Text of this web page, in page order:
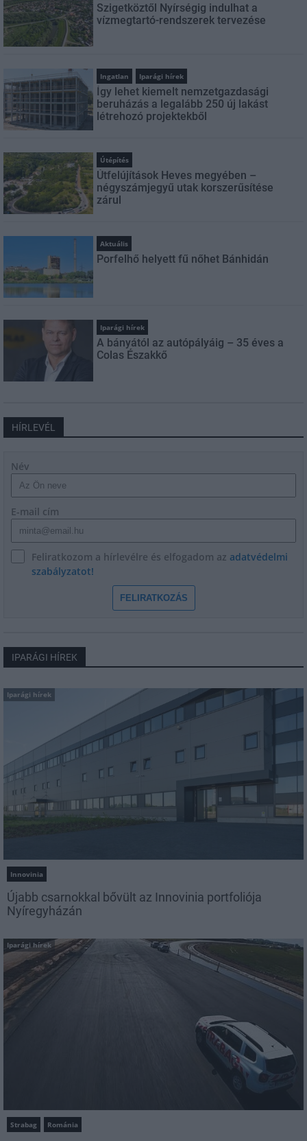
Szigetköztől Nyírségig indulhat a
vízmegtartó-rendszerek tervezése
Ingatlan Iparági hírek
Így lehet kiemelt nemzetgazdasági
beruházás a legalább 250 új lakást
létrehozó projektekből
Útépítés
Útfelújítások Heves megyében –
négyszámjegyű utak korszerűsítése
zárul
Aktuális
Porfelhő helyett fű nőhet Bánhidán
Iparági hírek
A bányától az autópályáig – 35 éves a
Colas Északkő
HÍRLEVÉL
Név
E-mail cím
Feliratkozom a hírlevélre és elfogadom az adatvédelmi
szabályzatot!
FELIRATKOZÁS
IPARÁGI HÍREK
Iparági hírek
Innovinia
Újabb csarnokkal bővült az Innovinia portfoliója
Nyíregyházán
Iparági hírek
Strabag Románia